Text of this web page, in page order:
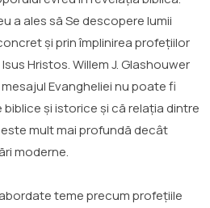
a ales să Se descopere lumii
și prin împlinirea profețiilor
Hristos. Willem J. Glashouwer
Evangheliei nu poate fi
și istorice și că relația dintre
mult mai profundă decât
moderne.
teme precum profețiile